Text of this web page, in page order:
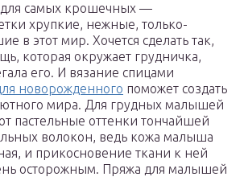
для самых крошечных —
хрупкие, нежные, только-
в этот мир. Хочется сделать так,
которая окружает грудничка,
его. И вязание спицами
новорожденного поможет создать
мира. Для грудных малышей
пастельные оттенки тончайшей
волокон, ведь кожа малыша
и прикосновение ткани к ней
осторожным. Пряжа для малышей